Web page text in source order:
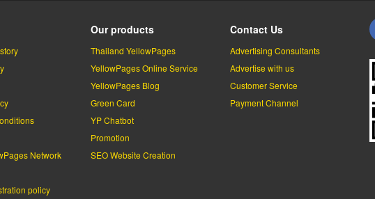
Network
policy
Our products
Thailand YellowPages
YellowPages Online Service
YellowPages Blog
Green Card
YP Chatbot
Promotion
SEO Website Creation
Contact Us
Advertising Consultants
Advertise with us
Customer Service
Payment Channel